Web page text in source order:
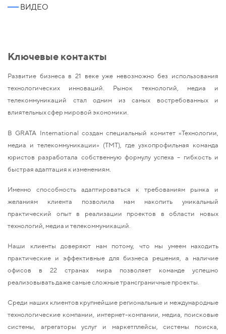
ВИДЕО
Ключевые контакты
Развитие бизнеса в 21 веке уже невозможно без использования
технологических инноваций. Рынок технологий, медиа и
телекоммуникаций стал одним из самых востребованных и
влиятельных сфер мировой экономики.
В GRATA International создан специальный комитет «Технологии,
медиа и телекоммуникации» (ТМТ), где узкопрофильная команда
юристов разработала собственную формулу успеха – гибкость и
быстрая адаптация к изменениям.
Именно способность адаптироваться к требованиям рынка и
желаниям клиента позволила нам накопить уникальный
практический опыт в реализации проектов в области новых
технологий, медиа и телекоммуникаций.
Наши клиенты доверяют нам потому, что мы умеем находить
практические и эффективные для бизнеса решения, а наличие
офисов в 22 странах мира позволяет команде успешно
реализовывать даже самые сложные трансграничные проекты.
Среди наших клиентов крупнейшие региональные и международные
технологические компании, интернет-компании, медиа, поисковые
системы, агрегаторы услуг и маркетплейсы, системы поиска,